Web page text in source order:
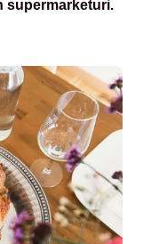
supermarketuri.